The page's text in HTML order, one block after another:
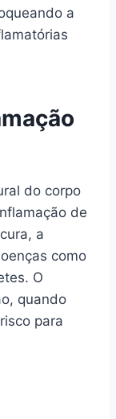
a
do corpo
de
a
como
O
quando
para